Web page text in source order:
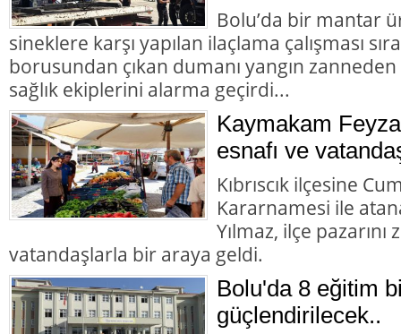
Bolu’da bir mantar
sineklere karşı yapılan ilaçlama çalışması
borusundan çıkan dumanı yangın
sağlık ekiplerini alarma geçirdi...
Kaymakam
esnafı ve
Kıbrıscık ilçesine
Kararnamesi ile
Yılmaz, ilçe
vatandaşlarla bir araya geldi.
Bolu'da 8 eğitim
güçlendirilecek..